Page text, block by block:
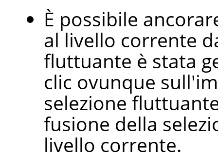
È possibile
al livello corrente
fluttuante è stata
clic ovunque
selezione
fusione della
livello corrente.